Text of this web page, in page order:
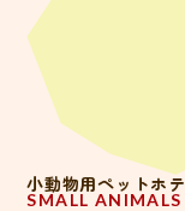
小動物用ペットホ
SMALL